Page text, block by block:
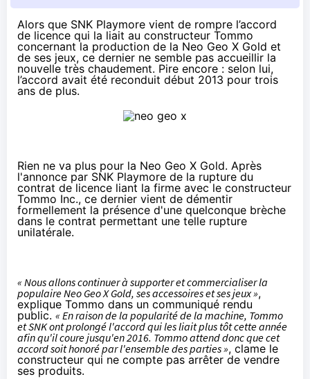
Alors que SNK Playmore vient de rompre l’accord
de licence qui la liait au constructeur Tommo
concernant la production de la Neo Geo X Gold et
de ses jeux, ce dernier ne semble pas accueillir la
nouvelle très chaudement. Pire encore : selon lui,
l’accord avait été reconduit début 2013 pour trois
ans de plus.
Rien ne va plus pour la Neo Geo X Gold. Après
l'annonce par SNK Playmore de la rupture du
contrat de licence liant la firme avec le constructeur
Tommo Inc., ce dernier vient de démentir
formellement la présence d'une quelconque brèche
dans le contrat permettant une telle rupture
unilatérale.
« Nous allons continuer à supporter et commercialiser la
populaire Neo Geo X Gold, ses accessoires et ses jeux »,
explique Tommo dans un communiqué rendu
public. « En raison de la popularité de la machine, Tommo
et SNK ont prolongé l'accord qui les liait plus tôt cette année
afin qu'il coure jusqu'en 2016. Tommo attend donc que cet
accord soit honoré par l'ensemble des parties », clame le
constructeur qui ne compte pas arrêter de vendre
ses produits.